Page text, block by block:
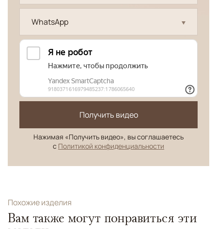
WhatsApp
Получить видео
Нажимая «Получить видео», вы соглашаетесь
с Политикой конфиденциальности
Похожие изделия
Вам также могут понравиться эти